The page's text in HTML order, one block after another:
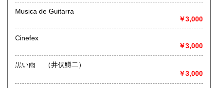
書籍の買取について
取り扱い分野
総記、哲学宗教、歴史、社会科学、自然科学、美術工芸、国
語国文、外国文学、古典籍、近代文献、趣味、外国書、サブ
Musica de Guitarra
￥3,000
Cinefex
￥3,000
黒い雨 （井伏鱒二）
￥3,000